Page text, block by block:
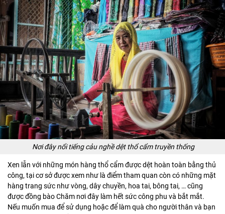
Nơi đây nổi tiếng cảu nghề dệt thổ cẩm truyền thống
Xen lẫn với những món hàng thổ cẩm được dệt hoàn toàn bằng thủ
công, tại cơ sở được xem như là điểm tham quan còn có những mặt
hàng trang sức như vòng, dây chuyền, hoa tai, bông tai, … cũng
được đồng bào Chăm nơi đây làm hết sức công phu và bắt mắt.
Nếu muốn mua để sử dụng hoặc để làm quà cho người thân và bạn